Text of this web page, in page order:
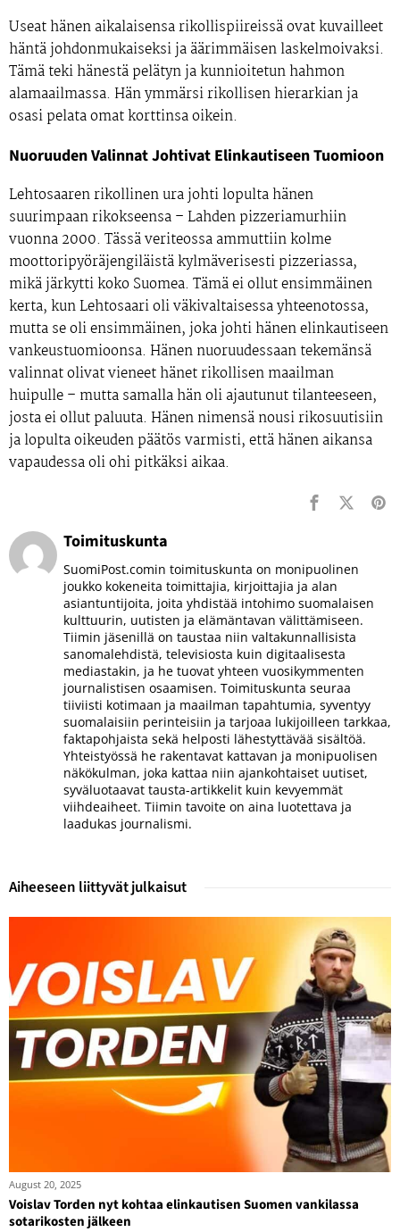
Useat hänen aikalaisensa rikollispiireissä ovat kuvailleet
häntä johdonmukaiseksi ja äärimmäisen laskelmoivaksi.
Tämä teki hänestä pelätyn ja kunnioitetun hahmon
alamaailmassa. Hän ymmärsi rikollisen hierarkian ja
osasi pelata omat korttinsa oikein.
Nuoruuden Valinnat Johtivat Elinkautiseen Tuomioon
Lehtosaaren rikollinen ura johti lopulta hänen
suurimpaan rikokseensa – Lahden pizzeriamurhiin
vuonna 2000. Tässä veriteossa ammuttiin kolme
moottoripyöräjengiläistä kylmäverisesti pizzeriassa,
mikä järkytti koko Suomea. Tämä ei ollut ensimmäinen
kerta, kun Lehtosaari oli väkivaltaisessa yhteenotossa,
mutta se oli ensimmäinen, joka johti hänen elinkautiseen
vankeustuomioonsa. Hänen nuoruudessaan tekemänsä
valinnat olivat vieneet hänet rikollisen maailman
huipulle – mutta samalla hän oli ajautunut tilanteeseen,
josta ei ollut paluuta. Hänen nimensä nousi rikosuutisiin
ja lopulta oikeuden päätös varmisti, että hänen aikansa
vapaudessa oli ohi pitkäksi aikaa.
Toimituskunta
SuomiPost.comin toimituskunta on monipuolinen
joukko kokeneita toimittajia, kirjoittajia ja alan
asiantuntijoita, joita yhdistää intohimo suomalaisen
kulttuurin, uutisten ja elämäntavan välittämiseen.
Tiimin jäsenillä on taustaa niin valtakunnallisista
sanomalehdistä, televisiosta kuin digitaalisesta
mediastakin, ja he tuovat yhteen vuosikymmenten
journalistisen osaamisen. Toimituskunta seuraa
tiiviisti kotimaan ja maailman tapahtumia, syventyy
suomalaisiin perinteisiin ja tarjoaa lukijoilleen tarkkaa,
faktapohjaista sekä helposti lähestyttävää sisältöä.
Yhteistyössä he rakentavat kattavan ja monipuolisen
näkökulman, joka kattaa niin ajankohtaiset uutiset,
syväluotaavat tausta-artikkelit kuin kevyemmät
viihdeaiheet. Tiimin tavoite on aina luotettava ja
laadukas journalismi.
Aiheeseen liittyvät julkaisut
August 20, 2025
Voislav Torden nyt kohtaa elinkautisen Suomen vankilassa
sotarikosten jälkeen